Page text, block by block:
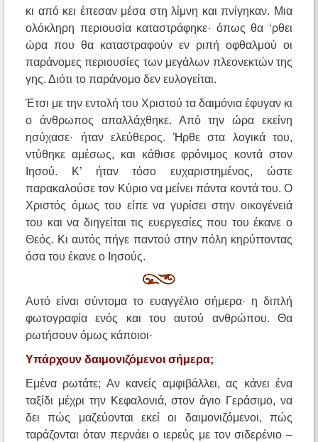
κι από κει έπεσαν μέσα στη λίμνη και πνίγηκαν. Μια
ολόκληρη περιουσία καταστράφηκε· όπως θα ‘ρθει
ώρα που θα καταστραφούν εν ριπή οφθαλμού οι
παράνομες περιουσίες των μεγάλων πλεονεκτών της
γης. Διότι το παράνομο δεν ευλογείται.
Έτσι με την εντολή του Χριστού τα δαιμόνια έφυγαν κι
ο άνθρωπος απαλλάχθηκε. Από την ώρα εκείνη
ησύχασε· ήταν ελεύθερος. Ήρθε στα λογικά του,
ντύθηκε αμέσως, και κάθισε φρόνιμος κοντά στον
Ιησού. Κ’ ήταν τόσο ευχαριστημένος, ώστε
παρακαλούσε τον Κύριο να μείνει πάντα κοντά του. Ο
Χριστός όμως του είπε να γυρίσει στην οικογένειά
του και να διηγείται τις ευεργεσίες που του έκανε ο
Θεός. Κι αυτός πήγε παντού στην πόλη κηρύττοντας
όσα του έκανε ο Ιησούς.
Αυτό είναι σύντομα το ευαγγέλιο σήμερα· η διπλή
φωτογραφία ενός και του αυτού ανθρώπου. Θα
ρωτήσουν όμως κάποιοι·
Υπάρχουν δαιμονιζόμενοι σήμερα;
Εμένα ρωτάτε; Αν κανείς αμφιβάλλει, ας κάνει ένα
ταξίδι μέχρι την Κεφαλονιά, στον άγιο Γεράσιμο, να
δει πώς μαζεύονται εκεί οι δαιμονιζόμενοι, πώς
ταράζονται όταν περνάει ο ιερεύς με τον σιδερένιο –